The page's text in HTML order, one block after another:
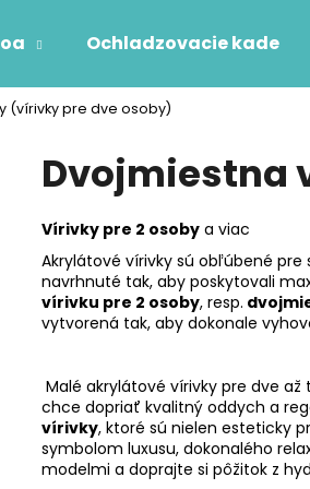
Ochladzovacie kade
(vírivky pre dve osoby)
Dvojmiestna
Vírivky pre 2 osoby a viac
Akrylátové vírivky sú obľúbené
navrhnuté tak, aby poskytovali
vírivku pre 2 osoby, resp.
vytvorená tak, aby dokonale
Malé akrylátové vírivky pre dve až
chce dopriať kvalitný oddych a
vírivky, ktoré sú nielen esteticky
symbolom luxusu, dokonalého
modelmi a doprajte si pôžitok z
Čo potrebujete
Odporúčame